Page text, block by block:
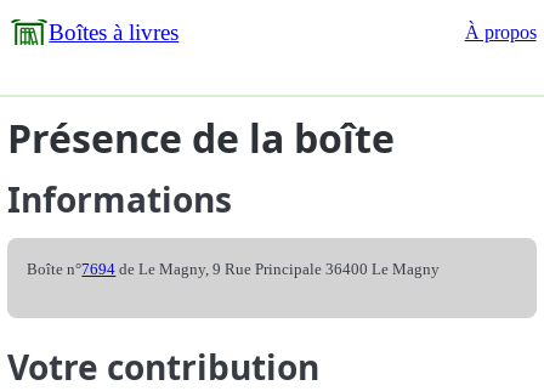
Boîtes à livres À propos
Présence de la boîte
Informations
Boîte n°7694 de Le Magny, 9 Rue Principale 36400 Le Magny
Votre contribution